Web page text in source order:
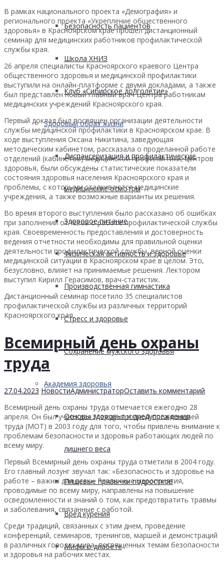
Безопасность пациентов
Школа ХНИЗ
Клуб «Сибирское долголетие»
Здоровый образ жизни
Диспансеризация и профилактические
медицинские осмотры
Здоровое питание
Физическая активность и здоровье
Производственная гимнастика
Стресс и здоровье
Сохранение мужского здоровья
Академия здоровья
Основы здоровья и предупреждения
лишнего веса
Пищевые привычки подростков
Вред курения
Мифы о диабете
В рамках национального проекта «Демография» и
регионального проекта «Укрепление общественного
здоровья» в Красноярском крае прошел дистанционный
семинар для медицинских работников профилактической
службы края.
26 апреля специалисты Красноярского краевого Центра
общественного здоровья и медицинской профилактики
выступили на онлайн-платформе с двумя докладами, а также
был представлен новый главный врач Центра работникам
медицинских учреждений Красноярского края.
Первый доклад был посвящен организации деятельности
службы медицинской профилактики в Красноярском крае. В
ходе выступления Оксана Никитина, заведующая
методическим кабинетом, рассказала о проделанной работе
отделений (кабинетов) медицинской профилактики, центров
здоровья, были обсуждены статистические показатели
состояния здоровья населения Красноярского края и
проблемы, с которыми сталкиваются медицинские
учреждения, а также возможные варианты их решения.
Во время второго выступления было рассказано об ошибках
при заполнении отчётов о работе профилактической службы
края. Своевременность предоставления и достоверность
ведения отчетности необходимы для правильной оценки
деятельности профилактической службы, верной оценки
медицинской ситуации в Красноярском крае в целом. Это,
безусловно, влияет на принимаемые решения. Лектором
выступил Кирилл Герасимов, врач-статистик.
Дистанционный семинар посетило 35 специалистов
профилактической службы из различных территорий
Красноярского края.
Всемирный день охраны
труда
27.04.2023 НовостиАдминистраторОставить комментарий
Всемирный день охраны труда отмечается ежегодно 28
апреля. Он был учрежден Международной организацией
труда (МОТ) в 2003 году для того, чтобы привлечь внимание к
проблемам безопасности и здоровья работающих людей по
всему миру.
Первый Всемирный день охраны труда отметили в 2004 году.
Его главный лозунг звучал так: «Безопасность и здоровье на
работе – важны для всех». Различные мероприятия,
проводимые по всему миру, направлены на повышение
осведомленности и знаний о том, как предотвратить травмы
и заболевания, связанные с работой.
Среди традиций, связанных с этим днем, проведение
конференций, семинаров, тренингов, маршей и демонстраций
в различных городах мира, посвященных темам безопасности
и здоровья на рабочих местах.